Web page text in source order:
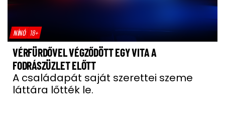
NÍNÓ 18+
VÉRFÜRDŐVEL VÉGZŐDÖTT EGY VITA A
FODRÁSZÜZLET ELŐTT
A családapát saját szerettei szeme
láttára lőtték le.